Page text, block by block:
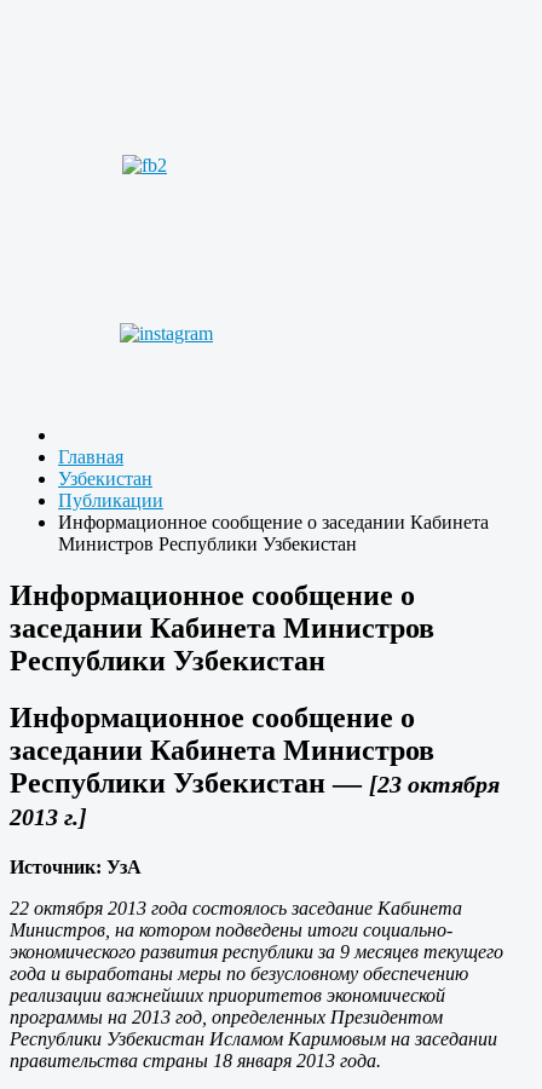
Главная
Узбекистан
Публикации
Информационное сообщение о заседании Кабинета
Министров Республики Узбекистан
Информационное сообщение о
заседании Кабинета Министров
Республики Узбекистан
Информационное сообщение о
заседании Кабинета Министров
Республики Узбекистан— [23 октября
2013 г.]
Источник: УзА
22 октября 2013 года состоялось заседание Кабинета
Министров, на котором подведены итоги социально-
экономического развития республики за 9 месяцев текущего
года и выработаны меры по безусловному обеспечению
реализации важнейших приоритетов экономической
программы на 2013 год, определенных Президентом
Республики Узбекистан Исламом Каримовым на заседании
правительства страны 18 января 2013 года.